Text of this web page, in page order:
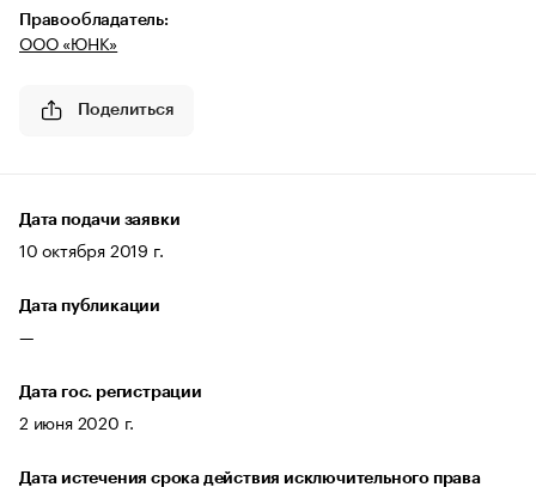
Правообладатель:
ООО «ЮНК»
Поделиться
Дата подачи заявки
10 октября 2019 г.
Дата публикации
—
Дата гос. регистрации
2 июня 2020 г.
Дата истечения срока действия исключительного права